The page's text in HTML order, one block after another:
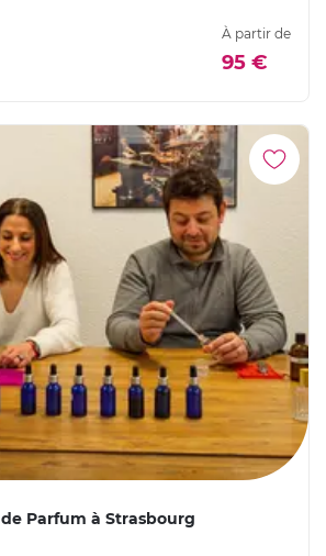
À partir de
95 €
Parfum à Strasbourg